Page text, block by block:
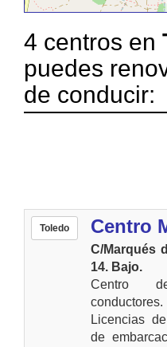
4 centros en
puedes
de conducir:
Toledo Centro
C/Marqués
14. Bajo.
Centro
Licencias
de